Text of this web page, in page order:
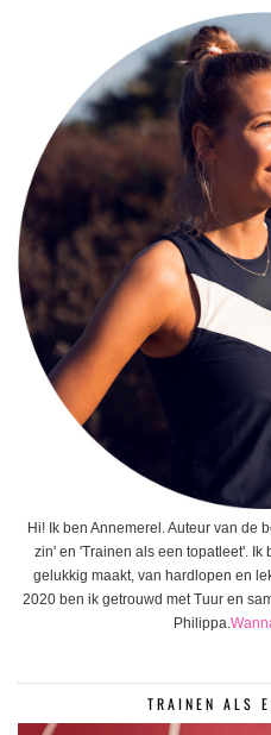
Hi! Ik ben Annemerel. Auteur van de
zin' en 'Trainen als een topatleet'.
gelukkig maakt, van hardlopen en
2020 ben ik getrouwd met Tuur en
Philippa.
TRAINEN ALS